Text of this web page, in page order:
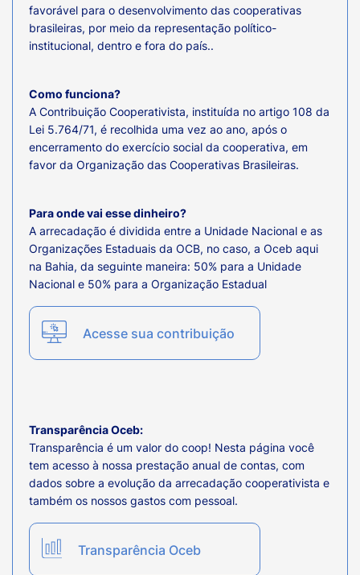
favorável para o desenvolvimento das cooperativas
brasileiras, por meio da representação político-
institucional, dentro e fora do país..
Como funciona?
A Contribuição Cooperativista, instituída no artigo 108 da
Lei 5.764/71, é recolhida uma vez ao ano, após o
encerramento do exercício social da cooperativa, em
favor da Organização das Cooperativas Brasileiras.
Para onde vai esse dinheiro?
A arrecadação é dividida entre a Unidade Nacional e as
Organizações Estaduais da OCB, no caso, a Oceb aqui
na Bahia, da seguinte maneira: 50% para a Unidade
Nacional e 50% para a Organização Estadual
Acesse sua contribuição
Transparência Oceb:
Transparência é um valor do coop! Nesta página você
tem acesso à nossa prestação anual de contas, com
dados sobre a evolução da arrecadação cooperativista e
também os nossos gastos com pessoal.
Transparência Oceb